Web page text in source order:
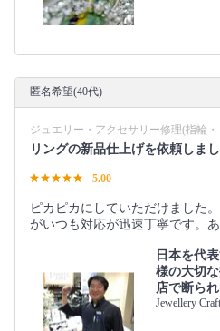
匿名希望(40代)
ジュエリー・アクセサリー修理(指輪
リングの新品仕上げを依頼しま
5.00
ピカピカにしていただけました
がいつも対応が迅速丁寧です。
日本を代
様の大切
店で断ら
Jewellery